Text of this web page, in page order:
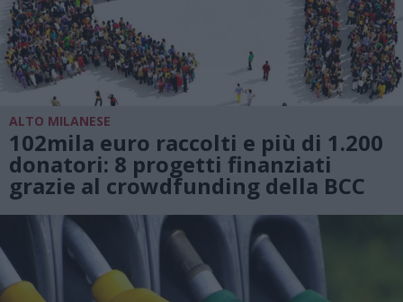
ALTO MILANESE
102mila euro raccolti e più di 1.200
donatori: 8 progetti finanziati
grazie al crowdfunding della BCC